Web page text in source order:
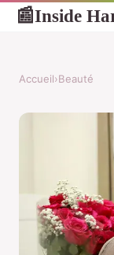
📰Inside
Accueil›Beauté